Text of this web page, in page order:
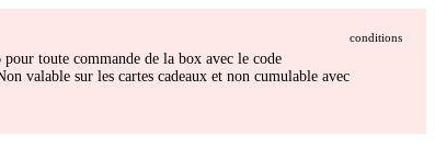
conditions
toute commande de la box avec le code
valable sur les cartes cadeaux et non cumulable avec